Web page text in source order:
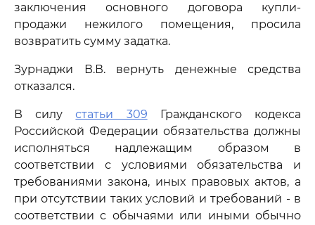
заключения основного договора купли-
продажи нежилого помещения, просила
возвратить сумму задатка.
Зурнаджи В.В. вернуть денежные средства
отказался.
В силустатьи 309 Гражданского кодекса
Российской Федерации обязательства должны
исполняться надлежащим образом в
соответствии с условиями обязательства и
требованиями закона, иных правовых актов, а
при отсутствии таких условий и требований - в
соответствии с обычаями или иными обычно